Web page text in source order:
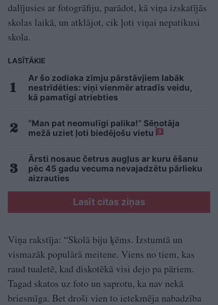
dalījusies ar fotogrāfiju, parādot, kā viņa izskatījās
skolas laikā, un atklājot, cik ļoti viņai nepatikusi
skola.
LASĪTĀKIE
Ar šo zodiaka zīmju pārstāvjiem labāk
nestrīdēties: viņi vienmēr atradīs veidu,
kā pamatīgi atriebties
“Man pat neomulīgi palika!” Sēņotāja
mežā uziet ļoti biedējošu vietu
5
Ārsti nosauc četrus augļus ar kuru ēšanu
pēc 45 gadu vecuma nevajadzētu pārlieku
aizrauties
Lasīt citas ziņas
Viņa rakstīja: “Skolā biju ķēms. Izstumtā un
vismazāk populārā meitene. Viens no tiem, kas
raud tualetē, kad diskotēkā visi dejo pa pāriem.
Tagad skatos uz foto un saprotu, ka nav nekā
briesmīga. Bet droši vien to ietekmēja nabadzība